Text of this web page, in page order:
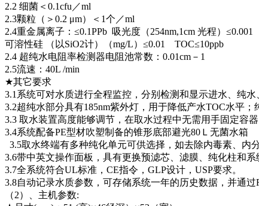
2.2 细菌＜0.1cfu／ml
2.3颗粒（＞0.2 μm）＜1个／ml
2.4重金属离子：≤0.1PPb 吸光度（254nm,1cm 光程）≤0.001
可溶性硅 （以SiO2计）（mg/L）≤0.01 TOC≤10ppb
2.4 超纯水电阻率检测器电阻池常数：0.01cm－1
2.5流速：40L /min
★其它要求
3.1系统可对水质进行全程监控，分别检测和显示进水、纯水
3.2超纯水部分具有185nm紫外灯，用于降低产水TOC水平
3.3 取水装置高度能够调节，在取水过程中无需用手固定容
3.4系统配备PE型材吹塑制备的锥形底部避光80Ｌ无菌水箱
3.5取水终端有多种纯化单元可供选择，如去除内毒素、内
3.6带中英文操作面板，具有更换预滤芯、滤膜、纯化柱和系
3.7全系统符合UL标准，CE指令，GLP设计，USP要求。
3.8自动记录水质参数，可存储系统一年的历史数据，并通过
（2）、主机参数: